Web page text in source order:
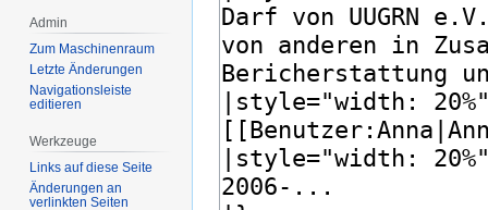
Admin
Zum Maschinenraum
Letzte Änderungen
Navigationsleiste
editieren
Werkzeuge
Links auf diese Seite
Änderungen an
verlinkten Seiten